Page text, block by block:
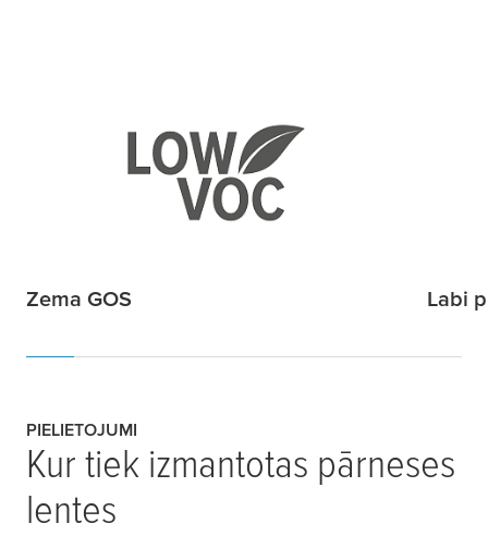
Zema GOS Labi
PIELIETOJUMI
Kur tiek izmantotas pārneses
lentes